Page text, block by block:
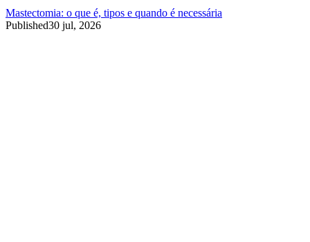
Mastectomia: o que é, tipos e quando é necessária
Published30 jul, 2026